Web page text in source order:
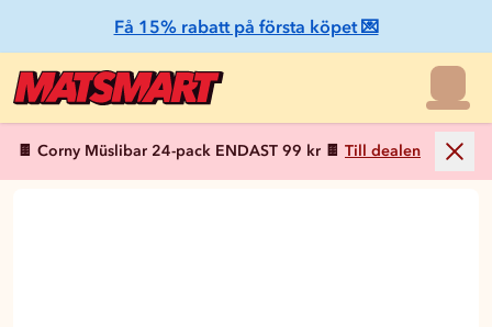
Få 15% rabatt på första köpet 💌
🍫 Corny Müslibar 24-pack ENDAST 99 kr 🍫 Till dealen